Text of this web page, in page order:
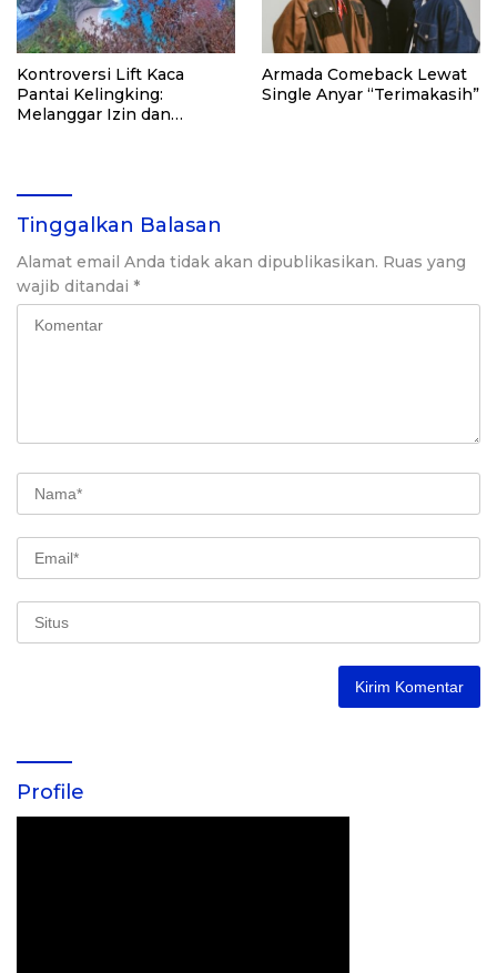
Kontroversi Lift Kaca
Pantai Kelingking:
Melanggar Izin dan
Armada Comeback Lewat
Single Anyar “Terimakasih”
Tinggalkan Balasan
Alamat email Anda tidak akan dipublikasikan. Ruas yang
wajib ditandai *
Profile